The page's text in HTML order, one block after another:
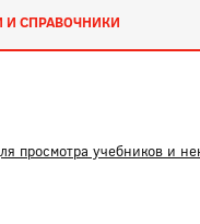
И СПРАВОЧНИКИ
просмотра учебников и